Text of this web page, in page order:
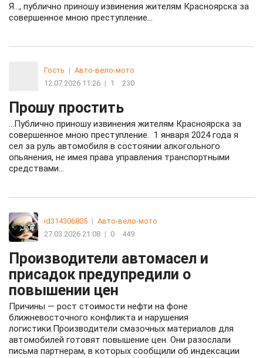
Я…, публично приношу извинения жителям Красноярска за
совершенное мною преступление…
Гость | Авто-вело-мото
12.07.2026 11:26 | 1 230
Прошу простить
…Публично приношу извинения жителям Красноярска за
совершенное мною преступление. 1 января 2024 года я
сел за руль автомобиля в состоянии алкогольного
опьянения, не имея права управления транспортными
средствами…
id314306805 | Авто-вело-мото
27.03.2026 21:08 | 0 449
Производители автомасел и
присадок предупредили о
повышении цен
Причины — рост стоимости нефти на фоне
ближневосточного конфликта и нарушения
логистики.Производители смазочных материалов для
автомобилей готовят повышение цен. Они разослали
письма партнерам, в которых сообщили об индексации